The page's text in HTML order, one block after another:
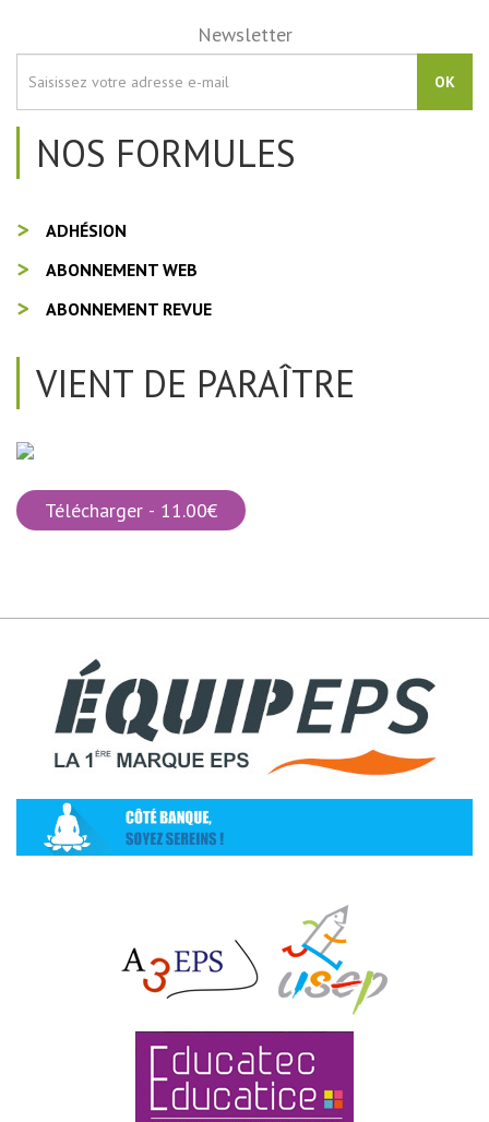
Newsletter
OK
NOS FORMULES
ADHÉSION
ABONNEMENT WEB
ABONNEMENT REVUE
VIENT DE PARAÎTRE
Télécharger - 11.00€